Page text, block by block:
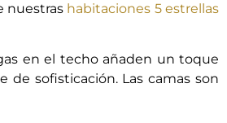
nuestras habitaciones 5 estrellas
en el techo añaden un toque
de sofisticación. Las camas son